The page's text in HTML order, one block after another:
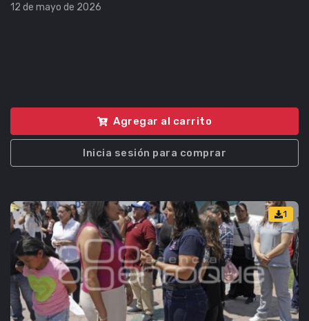
12 de mayo de 2026
Agregar al carrito
Inicia sesión para comprar
1